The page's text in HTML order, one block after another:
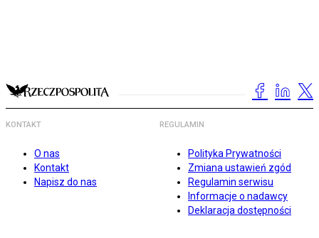
KONTAKT
O nas
Kontakt
Napisz do nas
REGULAMIN
Polityka Prywatności
Zmiana ustawień zgód
Regulamin serwisu
Informacje o nadawcy
Deklaracja dostępności